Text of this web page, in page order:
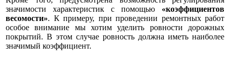
значимости характеристик с помощью «коэффициентов
весомости». К примеру, при проведении ремонтных работ
особое внимание мы хотим уделить ровности дорожных
покрытий. В этом случае ровность должна иметь наиболее
значимый коэффициент.